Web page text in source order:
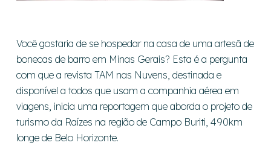
Você gostaria de se hospedar na casa de uma artesã de
bonecas de barro em Minas Gerais? Esta é a pergunta
com que a revista TAM nas Nuvens, destinada e
disponível a todos que usam a companhia aérea em
viagens, inicia uma reportagem que aborda o projeto de
turismo da Raízes na região de Campo Buriti, 490km
longe de Belo Horizonte.